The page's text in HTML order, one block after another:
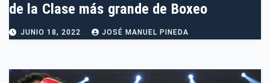
de la Clase más grande de Boxeo
JUNIO 18, 2022 JOSÉ MANUEL PINEDA